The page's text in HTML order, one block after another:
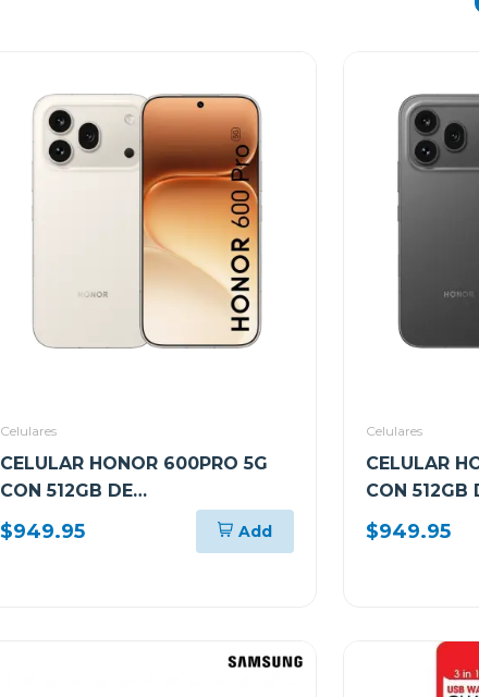
Celulares
CELULAR HONOR 600PRO 5G
CON 512GB DE
ALMACENAMIENTO Y 12GB DE
RAM COLOR DORADO VKPNX9
$949.95 Add
Celulares
CELULAR
CON 512GB
RAM
$949.95